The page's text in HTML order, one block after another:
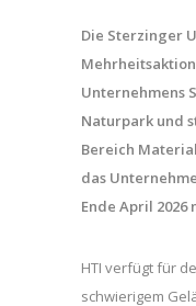
Die Sterzinger
Unternehmens
Naturpark und
Bereich
das
Ende April 2026
HTI verfügt für
schwierigem